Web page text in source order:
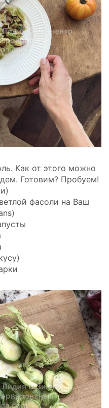
Как от этого можно
Готовим? Пробуем!
фасоли на Ваш